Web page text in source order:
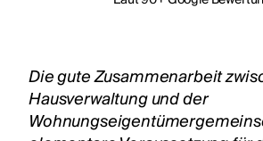
Die gute Zusammenarbeit
Hausverwaltung und der